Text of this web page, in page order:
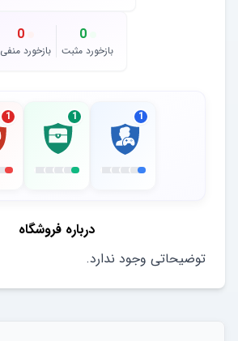
0
بازخورد مثبت
0
بازخورد منفی
1
1
1
درباره فروشگاه
توضیحاتی وجود ندارد.